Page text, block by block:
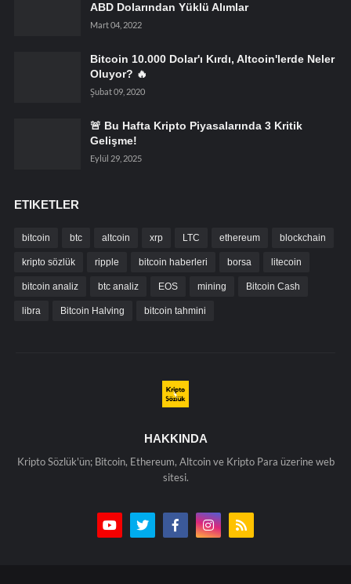
ABD Dolarından Yüklü Alımlar
Mart 04, 2022
Bitcoin 10.000 Dolar'ı Kırdı, Altcoin'lerde Neler
Oluyor? 🔥
Şubat 09, 2020
🚨 Bu Hafta Kripto Piyasalarında 3 Kritik
Gelişme!
Eylül 29, 2025
ETIKETLER
bitcoin btc altcoin xrp LTC ethereum blockchain
kripto sözlük ripple bitcoin haberleri borsa litecoin
bitcoin analiz btc analiz EOS mining Bitcoin Cash
libra Bitcoin Halving bitcoin tahmini
HAKKINDA
Kripto Sözlük'ün; Bitcoin, Ethereum, Altcoin ve Kripto Para üzerine web
sitesi.